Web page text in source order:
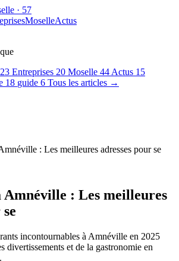
· 57
MoselleActus
23 Entreprises 20 Moselle 44 Actus 15
18 guide 6 Tous les articles →
: Les meilleures adresses pour se
Amnéville : Les meilleures
incontournables à Amnéville en 2025
divertissements et de la gastronomie en